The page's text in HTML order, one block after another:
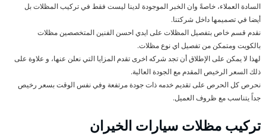
السادة العملاء، خاصةً وان الخبر الموجودة لدينا ليست فقط في تركيب المظلات بل
أيضا في تصميمها داخل شركتنا.
نقدم قسم خاص بتفصيل المظلات على ايدي احسن الفنين المتخصصين مظلات
بالكويت ومتمكن من تفصيل اي نوع مظلات.
لهذا لا يمكن على الإطلاق أن تجد شركه اخرى تقدم المزايا التي نعلن عنها، و علاوة على
ذلك السعر الرخيص المقدم مع الجودة العالية.
نحرص كل الحرص على تقديم خدمه ذات جودة مرتفعة وفي نفس الوقت بسعر رخيص
جداً يتناسب مع ظروف العميل.
تركيب مظلات سيارات الخيران